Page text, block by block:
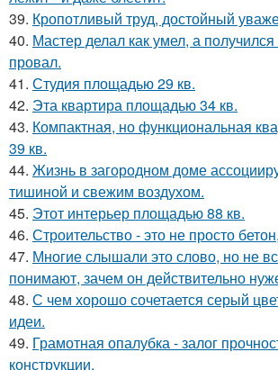
39. Кропотливый труд, достойный
40. Мастер делал как умел, а
провал.
41. Студия площадью 29 кв.
42. Эта квартира площадью 34 кв.
43. Компактная, но функциональная
39 кв.
44. Жизнь в загородном доме
тишиной и свежим воздухом.
45. Этот интерьер площадью 88 кв.
46. Строительство - это не просто
47. Многие слышали это слово, но не
понимают, зачем он действительно
48. С чем хорошо сочетается серый
идеи.
49. Грамотная опалубка - залог
конструкции.